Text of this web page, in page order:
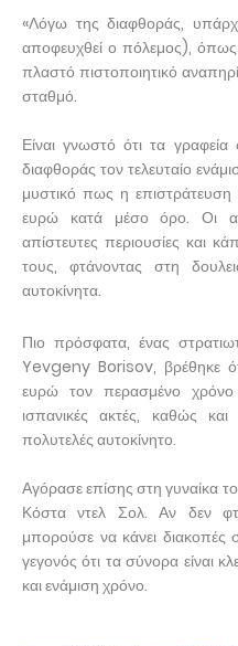
«Λόγω της διαφθοράς,
αποφευχθεί ο πόλεμος),
πλαστό πιστοποιητικό
σταθμό.
Είναι γνωστό ότι τα γραφεία
διαφθοράς τον τελευταίο
μυστικό πως η
ευρώ κατά μέσο όρο. Οι
απίστευτες περιουσίες και
τους, φτάνοντας στη
αυτοκίνητα.
Πιο πρόσφατα, ένας
Yevgeny Borisov, βρέθηκε
ευρώ τον περασμένο
ισπανικές ακτές, καθώς
πολυτελές αυτοκίνητο.
Αγόρασε επίσης στη γυναίκα
Κόστα ντελ Σολ. Αν δεν
μπορούσε να κάνει διακοπές
γεγονός ότι τα σύνορα είναι
και ενάμιση χρόνο.